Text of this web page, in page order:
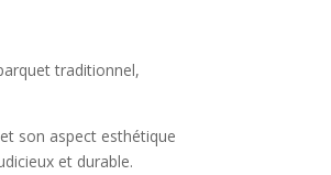
traditionnel,
son aspect esthétique
et durable.